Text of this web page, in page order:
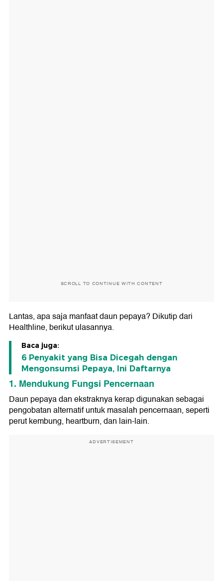
SCROLL TO CONTINUE WITH CONTENT
Lantas, apa saja manfaat daun pepaya? Dikutip dari
Healthline, berikut ulasannya.
Baca juga:
6 Penyakit yang Bisa Dicegah dengan
Mengonsumsi Pepaya, Ini Daftarnya
1. Mendukung Fungsi Pencernaan
Daun pepaya dan ekstraknya kerap digunakan sebagai
pengobatan alternatif untuk masalah pencernaan, seperti
perut kembung, heartburn, dan lain-lain.
ADVERTISEMENT